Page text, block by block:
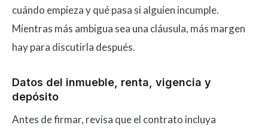
cuándo empieza y qué pasa si alguien incumple.
Mientras más ambigua sea una cláusula, más margen
hay para discutirla después.
Datos del inmueble, renta, vigencia y
depósito
Antes de firmar, revisa que el contrato incluya